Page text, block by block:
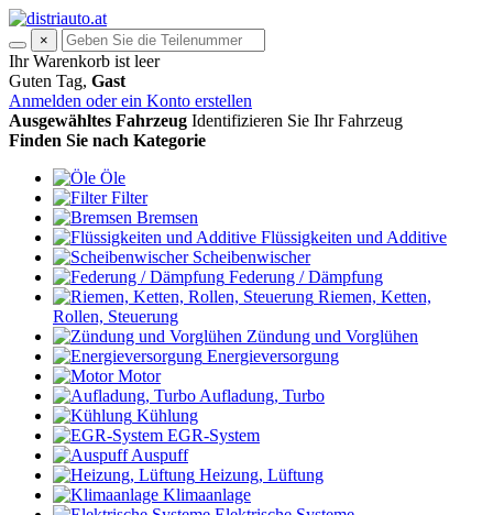
×
Ihr Warenkorb ist leer
Guten Tag, Gast
Anmelden oder ein Konto erstellen
Ausgewähltes Fahrzeug Identifizieren Sie Ihr Fahrzeug
Finden Sie nach Kategorie
Öle
Filter
Bremsen
Flüssigkeiten und Additive
Scheibenwischer
Federung / Dämpfung
Riemen, Ketten,
Rollen, Steuerung
Zündung und Vorglühen
Energieversorgung
Motor
Aufladung, Turbo
Kühlung
EGR-System
Auspuff
Heizung, Lüftung
Klimaanlage